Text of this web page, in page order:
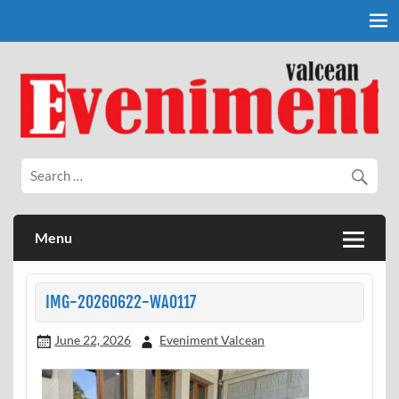
Eveniment Valcean
Menu
IMG-20260622-WA0117
June 22, 2026 Eveniment Valcean